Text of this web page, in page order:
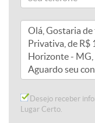
Desejo receber
Lugar Certo.